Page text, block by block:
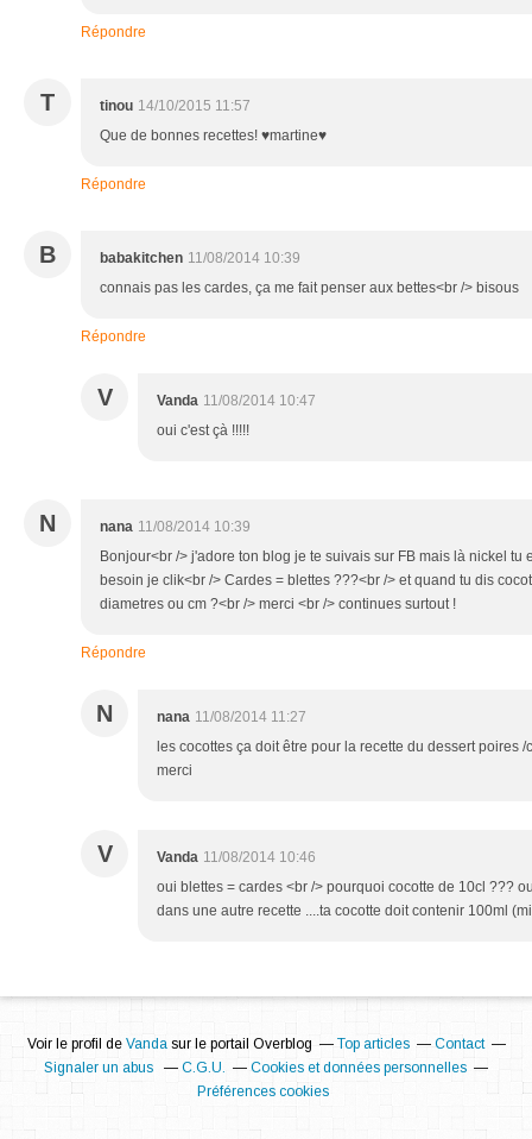
Répondre
T tinou 14/10/2015 11:57
Que de bonnes recettes! ♥martine♥
Répondre
B babakitchen 11/08/2014 10:39
connais pas les cardes, ça me fait penser aux bettes<br /> bisous
Répondre
V Vanda 11/08/2014 10:47
oui c'est çà !!!!!
N nana 11/08/2014 10:39
Bonjour<br /> j'adore ton blog je te suivais sur FB mais là nickel tu
besoin je clik<br /> Cardes = blettes ???<br /> et quand tu dis
diametres ou cm ?<br /> merci <br /> continues surtout !
Répondre
N nana 11/08/2014 11:27
les cocottes ça doit être pour la recette du dessert poires
merci
V Vanda 11/08/2014 10:46
oui blettes = cardes <br /> pourquoi cocotte de 10cl ???
dans une autre recette ....ta cocotte doit contenir 100ml
Voir le profil de Vandasur le portail Overblog Top articles
Contact
Signaler un abus
C.G.U.
Cookies et données personnelles
Préférences cookies